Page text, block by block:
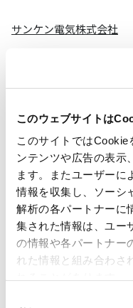
このウェブサイトは
このサイトではCookie
ンテンツや広告の表示
ます。またユーザーに
情報を収集し、ソーシ
解析の各パートナーに
集された情報は、ユー
の情報や各パートナー
れた情報と組み合わさ
サンケン電気株式会社
Vishay
イサハヤ電子株式会社
アナログ